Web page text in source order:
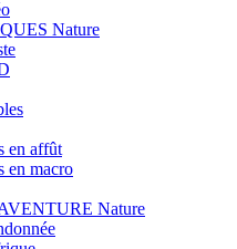
Nature
en affût
en macro
Nature